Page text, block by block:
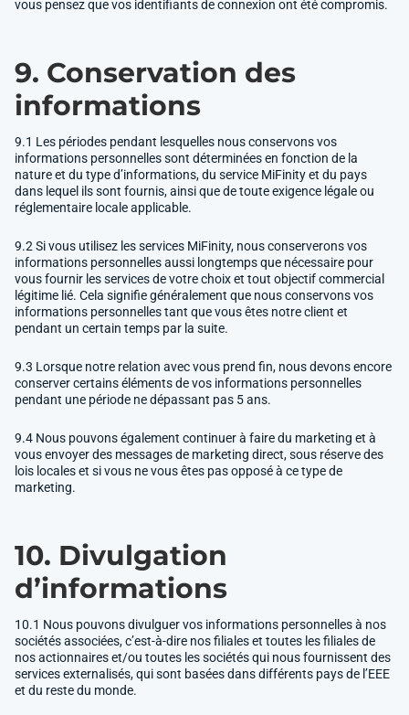
vous pensez que vos identifiants de connexion ont été compromis.
9. Conservation des
informations
9.1 Les périodes pendant lesquelles nous conservons vos
informations personnelles sont déterminées en fonction de la
nature et du type d’informations, du service MiFinity et du pays
dans lequel ils sont fournis, ainsi que de toute exigence légale ou
réglementaire locale applicable.
9.2 Si vous utilisez les services MiFinity, nous conserverons vos
informations personnelles aussi longtemps que nécessaire pour
vous fournir les services de votre choix et tout objectif commercial
légitime lié. Cela signifie généralement que nous conservons vos
informations personnelles tant que vous êtes notre client et
pendant un certain temps par la suite.
9.3 Lorsque notre relation avec vous prend fin, nous devons encore
conserver certains éléments de vos informations personnelles
pendant une période ne dépassant pas 5 ans.
9.4 Nous pouvons également continuer à faire du marketing et à
vous envoyer des messages de marketing direct, sous réserve des
lois locales et si vous ne vous êtes pas opposé à ce type de
marketing.
10. Divulgation
d’informations
10.1 Nous pouvons divulguer vos informations personnelles à nos
sociétés associées, c’est-à-dire nos filiales et toutes les filiales de
nos actionnaires et/ou toutes les sociétés qui nous fournissent des
services externalisés, qui sont basées dans différents pays de l’EEE
et du reste du monde.